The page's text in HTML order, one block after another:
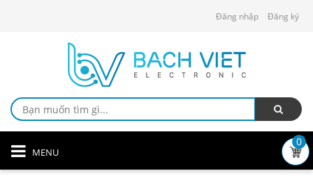
Đăng nhập Đăng ký
MENU
0